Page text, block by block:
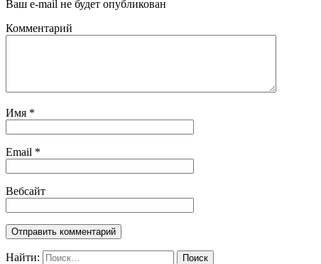
Ваш e-mail не будет опубликован
Комментарий
Имя *
Email *
Вебсайт
Найти: